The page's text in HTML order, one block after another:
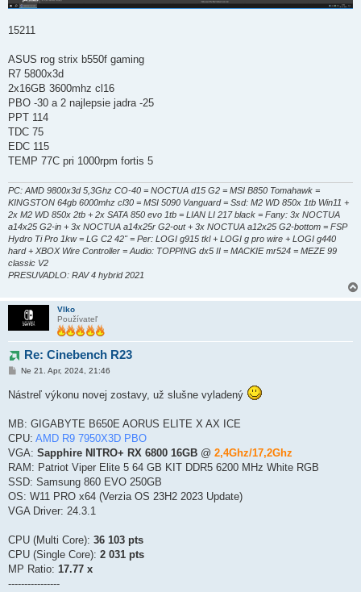
15211
ASUS rog strix b550f gaming
R7 5800x3d
2x16GB 3600mhz cl16
PBO -30 a 2 najlepsie jadra -25
PPT 114
TDC 75
EDC 115
TEMP 77C pri 1000rpm fortis 5
PC: AMD 9800x3d 5,3Ghz CO-40 = NOCTUA d15 G2 = MSI B850 Tomahawk =
KINGSTON 64gb 6000mhz cl30 = MSI 5090 Vanguard = Ssd: M2 WD 850x 1tb Win11 +
2x M2 WD 850x 2tb + 2x SATA 850 evo 1tb = LIAN LI 217 black = Fany: 3x NOCTUA
a14x25 G2-in + 3x NOCTUA a14x25r G2-out + 3x NOCTUA a12x25 G2-bottom = FSP
Hydro Ti Pro 1kw = LG C2 42" = Per: LOGI g915 tkl + LOGI g pro wire + LOGI g440
hard + XBOX Wire Controller = Audio: TOPPING dx5 II = MACKIE mr524 = MEZE 99
classic V2
PRESUVADLO: RAV 4 hybrid 2021
Vlko
Používateľ
Re: Cinebench R23
P
í
s
e
v
o
k
Ne 21. Apr, 2024, 21:46
Nástreľ výkonu novej zostavy, už slušne vyladený
MB: GIGABYTE B650E AORUS ELITE X AX ICE
CPU: AMD R9 7950X3D PBO
VGA: Sapphire NITRO+ RX 6800 16GB @ 2,4Ghz/17,2Ghz
RAM: Patriot Viper Elite 5 64 GB KIT DDR5 6200 MHz White RGB
SSD: Samsung 860 EVO 250GB
OS: W11 PRO x64 (Verzia OS 23H2 2023 Update)
VGA Driver: 24.3.1
CPU (Multi Core): 36 103 pts
CPU (Single Core): 2 031 pts
MP Ratio: 17.77 x
----------------